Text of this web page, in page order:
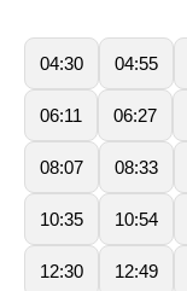
04:30 04:55
06:11 06:27
08:07 08:33
10:35 10:54
12:30 12:49